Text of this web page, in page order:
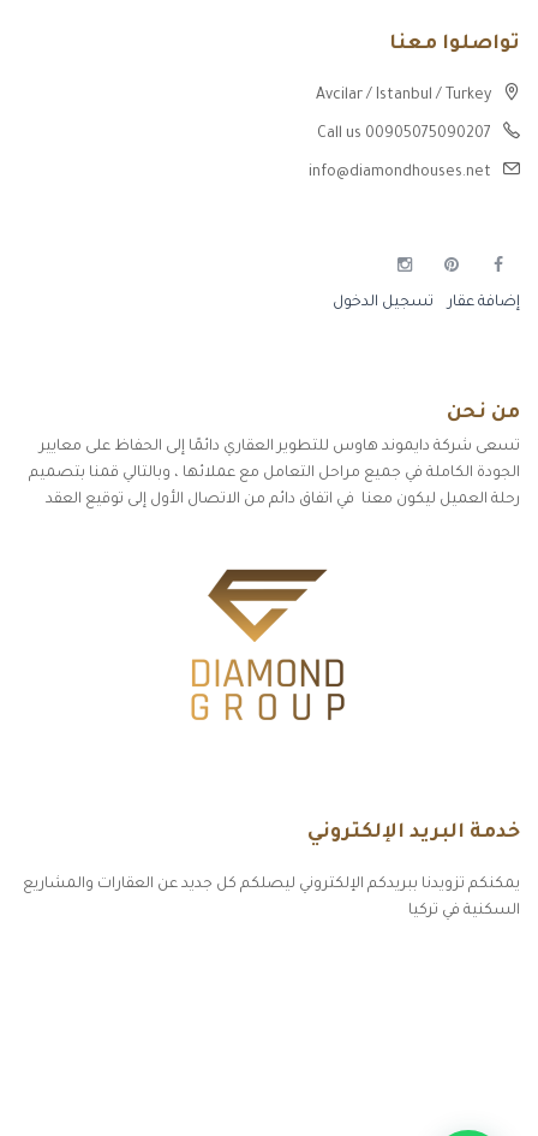
تواصلوا معنا
Avcilar / Istanbul / Turkey
Call us 00905075090207
info@diamondhouses.net
إضافة عقار تسجيل الدخول
من نحن
تسعى شركة دايموند هاوس للتطوير العقاري دائمًا إلى الحفاظ على معايير
الجودة الكاملة في جميع مراحل التعامل مع عملائها ، وبالتالي قمنا بتصميم
رحلة العميل ليكون معنا في اتفاق دائم من الاتصال الأول إلى توقيع العقد
خدمة البريد الإلكتروني
يمكنكم تزويدنا ببريدكم الإلكتروني ليصلكم كل جديد عن العقارات والمشاريع
السكنية في تركيا